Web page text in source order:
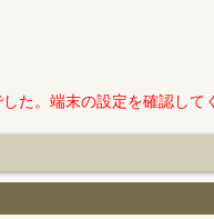
た。端末の設定を確認して